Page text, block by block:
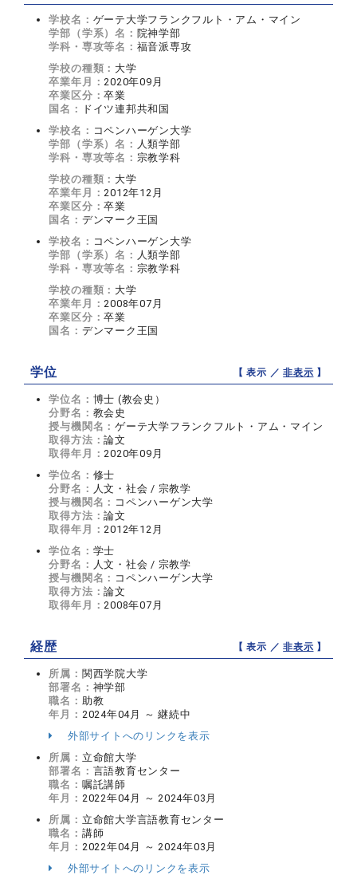
学校名： ゲーテ大学フランクフルト・アム・マイン
学部（学系）名： 院神学部
学科・専攻等名： 福音派専攻
学校の種類： 大学
卒業年月：2020年09月
卒業区分：卒業
国名：
ドイツ連邦共和国
学校名： コペンハーゲン大学
学部（学系）名： 人類学部
学科・専攻等名： 宗教学科
学校の種類： 大学
卒業年月：2012年12月
卒業区分：卒業
国名： デンマーク王国
学校名： コペンハーゲン大学
学部（学系）名： 人類学部
学科・専攻等名： 宗教学科
学校の種類： 大学
卒業年月：2008年07月
卒業区分：卒業
国名： デンマーク王国
学位 【 表示 ／非表示 】
学位名： 博士 (教会史）
分野名： 教会史
授与機関名：ゲーテ大学フランクフルト・アム・マイン
取得方法：論文
取得年月：2020年09月
学位名： 修士
分野名： 人文・社会 / 宗教学
授与機関名： コペンハーゲン大学
取得方法：論文
取得年月：2012年12月
学位名： 学士
分野名： 人文・社会 / 宗教学
授与機関名： コペンハーゲン大学
取得方法：論文
取得年月：2008年07月
経歴 【 表示 ／非表示 】
所属： 関西学院大学
部署名： 神学部
職名： 助教
年月： 2024年04月 ～ 継続中
外部サイトへのリンクを表示
所属： 立命館大学
部署名： 言語教育センター
職名： 嘱託講師
年月： 2022年04月 ～ 2024年03月
所属： 立命館大学言語教育センター
職名： 講師
年月： 2022年04月 ～ 2024年03月
外部サイトへのリンクを表示